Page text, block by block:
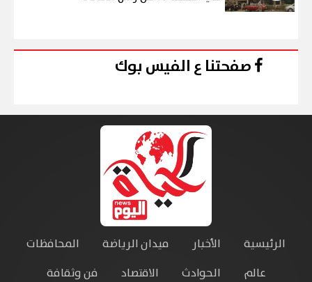
صفحتنا ع الفيس بوك
الرئيسية الأخبار ميدان الرياضة
المحافظات
عالم
الحوادث الاقتصاد فن وثقافة